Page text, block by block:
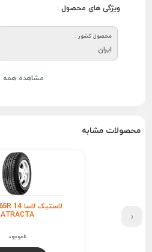
ویژگی های محصول :
محصول کشور :
ایران
مشاهده همه
محصولات مشابه
ATRACTA
ناموجود
‹